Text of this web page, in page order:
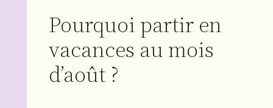
Pourquoi partir en
vacances au mois
d’août ?